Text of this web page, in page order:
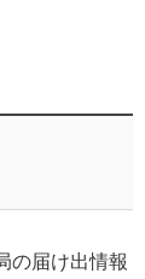
の届け出情報